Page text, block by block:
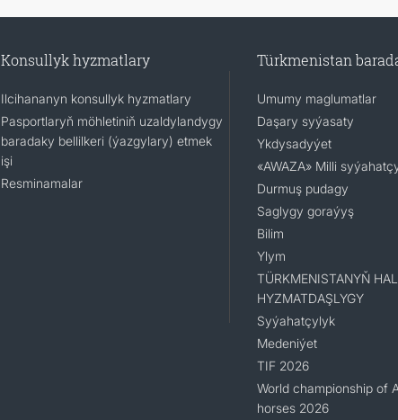
Konsullyk hyzmatlary
Ilcihananyn konsullyk hyzmatlary
Pasportlaryň möhletiniň uzaldylandygy
baradaky bellilkeri (ýazgylary) etmek
işi
Resminamalar
Türkmenistan
Umumy maglumatlar
Daşary syýasaty
Ykdysadyýet
«AWAZA» Milli
Durmuş pudagy
Saglygy goraýyş
Bilim
Ylym
TÜRKMENISTANYŇ
HYZMATDAŞLYGY
Syýahatçylyk
Medeniýet
TIF 2026
World championship of
horses 2026